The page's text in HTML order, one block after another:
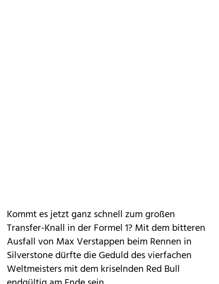
Kommt es jetzt ganz schnell zum großen
Transfer-Knall in der Formel 1? Mit dem bitteren
Ausfall von Max Verstappen beim Rennen in
Silverstone dürfte die Geduld des vierfachen
Weltmeisters mit dem kriselnden Red Bull